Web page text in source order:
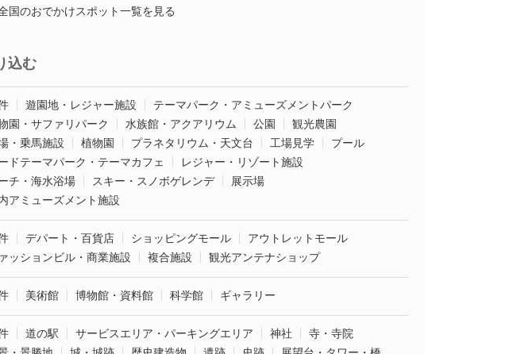
国のおでかけスポット一覧を見る
込む
遊園地・レジャー施設
テーマパーク・アミューズメントパーク
園・サファリパーク
水族館・アクアリウム 公園
観光農園
・乗馬施設
植物園 プラネタリウム・天文台 工場見学
プール
ドテーマパーク・テーマカフェ
レジャー・リゾート施設
チ・海水浴場
スキー・スノボゲレンデ
展示場
アミューズメント施設
デパート・百貨店 ショッピングモール
アウトレットモール
ッションビル・商業施設
複合施設 観光アンテナショップ
美術館 博物館・資料館 科学館 ギャラリー
道の駅 サービスエリア・パーキングエリア 神社
寺・寺院